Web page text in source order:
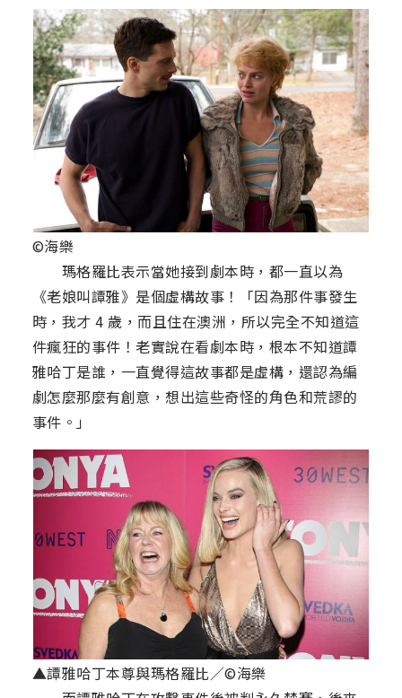
©海樂
瑪格羅比表示當她接到劇本時，都一直以為
《老娘叫譚雅》是個虛構故事！「因為那件事發生
時，我才 4 歲，而且住在澳洲，所以完全不知道這
件瘋狂的事件！老實說在看劇本時，根本不知道譚
雅哈丁是誰，一直覺得這故事都是虛構，還認為編
劇怎麼那麼有創意，想出這些奇怪的角色和荒謬的
事件。」
▲譚雅哈丁本尊與瑪格羅比／©海樂